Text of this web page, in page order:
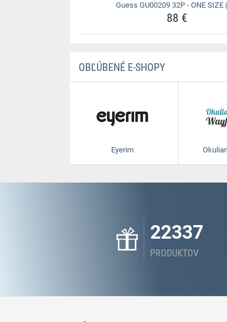
Guess GU00209 32P - ONE SIZE
88 €
OBĽÚBENÉ E-SHOPY
Eyerim
22337
PRODUKTOV